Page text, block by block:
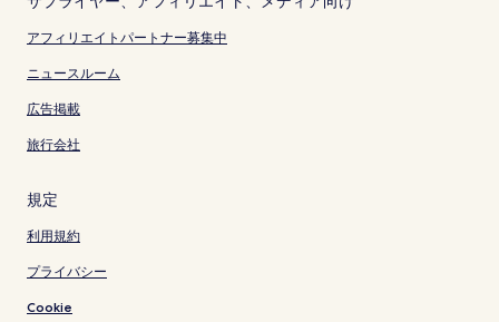
アフィリエイトパートナー募集中
ニュースルーム
広告掲載
旅行会社
規定
利用規約
プライバシー
Cookie